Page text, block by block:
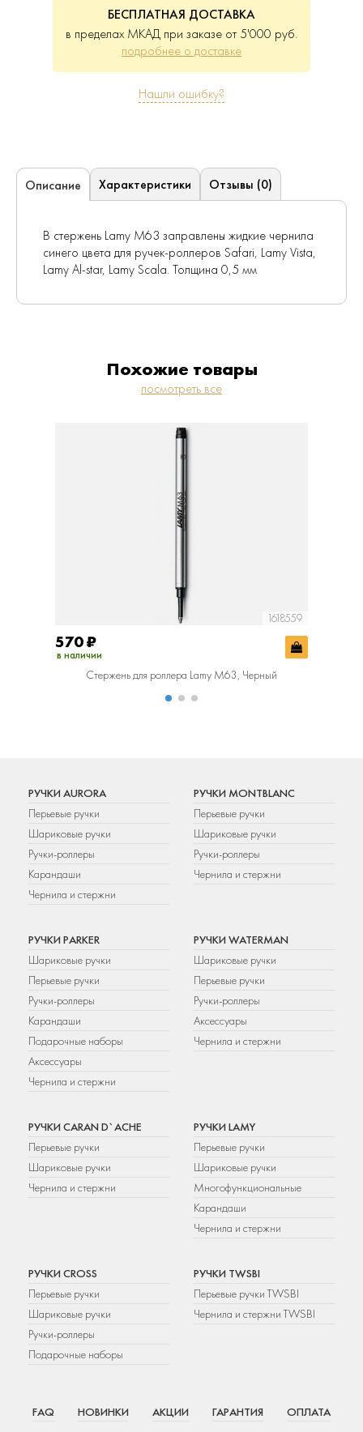
БЕСПЛАТНАЯ ДОСТАВКА
в пределах МКАД при заказе от 5'000 руб.
подробнее о доставке
Нашли ошибку?
Описание Характеристики Отзывы (0)
В стержень Lamy M63 заправлены жидкие чернила
синего цвета для ручек-роллеров Safari, Lamy Vista,
Lamy Al-star, Lamy Scala. Толщина 0,5 мм
Похожие товары
посмотреть все
1618559
570₽
в наличии
Стержень для роллера Lamy M63, Черный
РУЧКИ AURORA
Перьевые ручки
Шариковые ручки
Ручки-роллеры
Карандаши
Чернила и стержни
РУЧКИ MONTBLANC
Перьевые ручки
Шариковые ручки
Ручки-роллеры
Чернила и стержни
РУЧКИ PARKER
Шариковые ручки
Перьевые ручки
Ручки-роллеры
Карандаши
Подарочные наборы
Аксессуары
Чернила и стержни
РУЧКИ WATERMAN
Шариковые ручки
Перьевые ручки
Ручки-роллеры
Аксессуары
Чернила и стержни
РУЧКИ CARAN D`ACHE
Перьевые ручки
Шариковые ручки
Чернила и стержни
РУЧКИ LAMY
Перьевые ручки
Шариковые ручки
Многофункциональные
Карандаши
Чернила и стержни
РУЧКИ CROSS
Перьевые ручки
Шариковые ручки
Ручки-роллеры
Подарочные наборы
РУЧКИ TWSBI
Перьевые ручки TWSBI
Чернила и стержни TWSBI
FAQ НОВИНКИ АКЦИИ ГАРАНТИЯ
ОПЛАТА